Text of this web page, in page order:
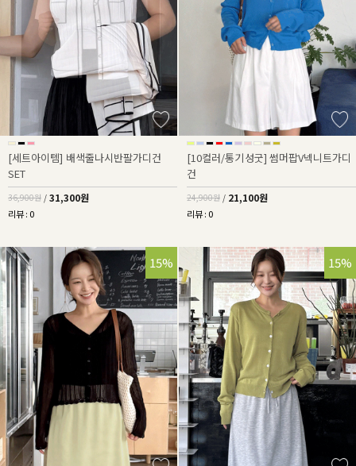
[세트아이템] 배색줄나시반팔가디건
SET
36,900원 / 31,300원
리뷰 : 0
[10컬러/통기성굿] 썸머팝V넥니트가디
건
24,900원 / 21,100원
리뷰 : 0
15% 15%